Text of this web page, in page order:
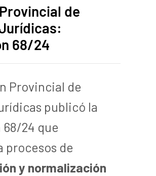
de
68/24
Provincial de
publicó la
24 que
procesos de
y normalización